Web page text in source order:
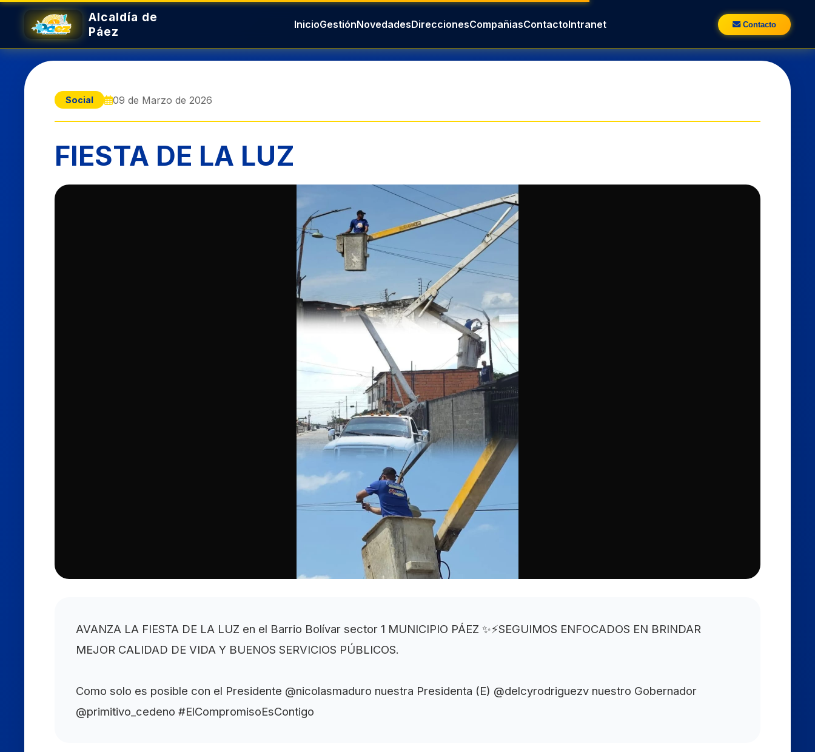
Alcaldía de
Páez
Contacto
Social 09 de Marzo de 2026
FIESTA DE LA LUZ
AVANZA LA FIESTA DE LA LUZ en el Barrio Bolívar sector 1 MUNICIPIO PÁEZ ✨⚡SEGUIMOS ENFOCADOS EN BRINDAR
MEJOR CALIDAD DE VIDA Y BUENOS SERVICIOS PÚBLICOS.
Como solo es posible con el Presidente @nicolasmaduro nuestra Presidenta (E) @delcyrodriguezv nuestro Gobernador
@primitivo_cedeno #ElCompromisoEsContigo